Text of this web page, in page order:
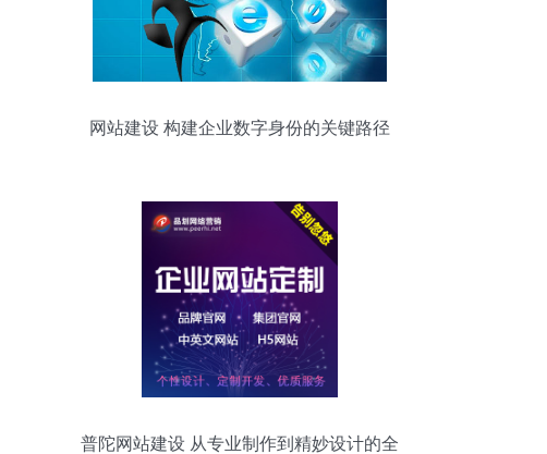
网站建设 构建企业数字身份的关键路径
普陀网站建设 从专业制作到精妙设计的全